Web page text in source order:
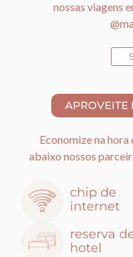
nossas viagens
Economize na hora
abaixo nossos
chip de
internet
reserva
hotel